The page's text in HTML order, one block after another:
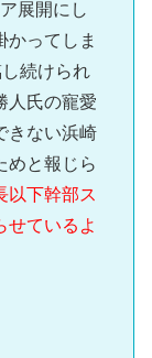
展開にし
かってしま
続けられ
人氏の寵愛
きない浜崎
めと報じら
以下幹部ス
せているよ